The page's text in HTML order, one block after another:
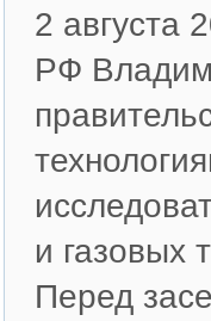
2 августа
РФ
и газовых
Перед